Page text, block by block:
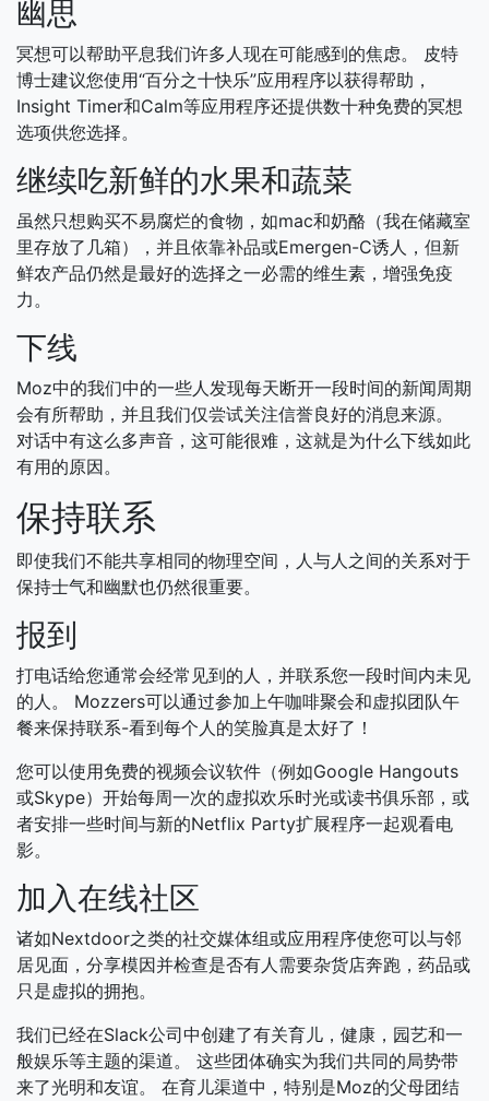
幽思
冥想可以帮助平息我们许多人现在可能感到的焦虑。 皮特
博士建议您使用“百分之十快乐”应用程序以获得帮助，
Insight Timer和Calm等应用程序还提供数十种免费的冥想
选项供您选择。
继续吃新鲜的水果和蔬菜
虽然只想购买不易腐烂的食物，如mac和奶酪（我在储藏室
里存放了几箱），并且依靠补品或Emergen-C诱人，但新
鲜农产品仍然是最好的选择之一必需的维生素，增强免疫
力。
下线
Moz中的我们中的一些人发现每天断开一段时间的新闻周期
会有所帮助，并且我们仅尝试关注信誉良好的消息来源。
对话中有这么多声音，这可能很难，这就是为什么下线如此
有用的原因。
保持联系
即使我们不能共享相同的物理空间，人与人之间的关系对于
保持士气和幽默也仍然很重要。
报到
打电话给您通常会经常见到的人，并联系您一段时间内未见
的人。 Mozzers可以通过参加上午咖啡聚会和虚拟团队午
餐来保持联系-看到每个人的笑脸真是太好了！
您可以使用免费的视频会议软件（例如Google Hangouts
或Skype）开始每周一次的虚拟欢乐时光或读书俱乐部，或
者安排一些时间与新的Netflix Party扩展程序一起观看电
影。
加入在线社区
诸如Nextdoor之类的社交媒体组或应用程序使您可以与邻
居见面，分享模因并检查是否有人需要杂货店奔跑，药品或
只是虚拟的拥抱。
我们已经在Slack公司中创建了有关育儿，健康，园艺和一
般娱乐等主题的渠道。 这些团体确实为我们共同的局势带
来了光明和友谊。 在育儿渠道中，特别是Moz的父母团结